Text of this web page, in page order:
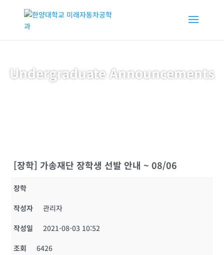
Undergraduate Announcements
[장학] 가송재단 장학생 선발 안내 ~ 08/06
장학
작성자
관리자
작성일
2021-08-03 10:52
조회
6426